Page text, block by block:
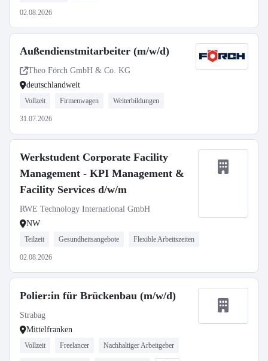
02.08.2026
Außendienstmitarbeiter (m/w/d)
Theo Förch GmbH & Co. KG
deutschlandweit
Vollzeit Firmenwagen Weiterbildungen
31.07.2026
Werkstudent Corporate Facility
Management - KPI Management &
Facility Services d/w/m
RWE Technology International GmbH
NW
Teilzeit Gesundheitsangebote Flexible Arbeitszeiten
02.08.2026
Polier:in für Brückenbau (m/w/d)
Strabag
Mittelfranken
Vollzeit Freelancer Nachhaltiger Arbeitgeber